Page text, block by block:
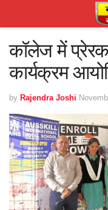
कॉलेज में प्रेरक
कार्यक्रम
by Rajendra Joshi